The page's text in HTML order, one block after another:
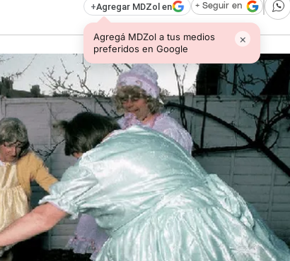
+Agregar MDZol en
Agregá MDZol a tus medios
preferidos en Google
×
+ Seguir en